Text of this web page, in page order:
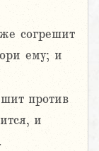
согрешит
ему; и
против
и